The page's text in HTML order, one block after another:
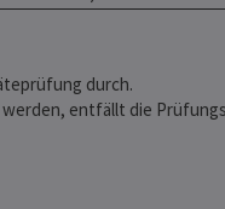
durch.
entfällt die